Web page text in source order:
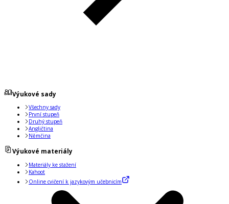
Výukové sady
Všechny sady
První stupeň
Druhý stupeň
Angličtina
Němčina
Výukové materiály
Materiály ke stažení
Kahoot
Online cvičení k jazykovým učebnicím